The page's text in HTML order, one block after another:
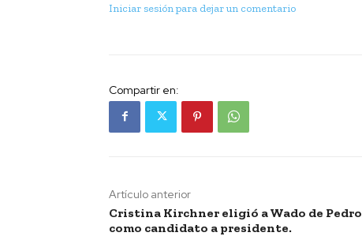
Iniciar sesión para dejar un comentario
Compartir en:
Artículo anterior
Cristina Kirchner eligió a Wado de Pedro
como candidato a presidente.